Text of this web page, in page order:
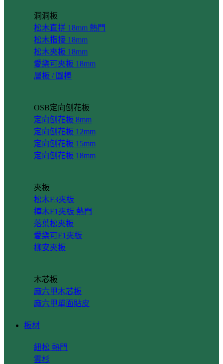
洞洞板
松木直拼 18mm
松木指接 18mm
松木夾板 18mm
愛樂可夾板 18mm
層板 / 圓棒
OSB定向刨花板
定向刨花板 8mm
定向刨花板 12mm
定向刨花板 15mm
定向刨花板 18mm
夾板
松木F3夾板
樺木F1夾板
落葉松夾板
愛樂可F1夾板
柳安夾板
木芯板
麻六甲木芯板
麻六甲單面貼皮
板材
紐松
雲杉